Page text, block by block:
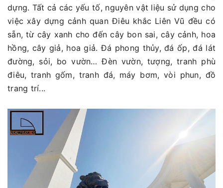
dựng. Tất cả các yếu tố, nguyên vật liệu sử dụng cho
việc xây dựng cảnh quan Điêu khắc Liên Vũ đều có
sẵn, từ cây xanh cho đến cây bon sai, cây cảnh, hoa
hồng, cây giả, hoa giả. Đá phong thủy, đá ốp, đá lát
đường, sỏi, bo vườn… Đèn vườn, tượng, tranh phù
điêu, tranh gốm, tranh đá, máy bơm, vòi phun, đồ
trang trí...